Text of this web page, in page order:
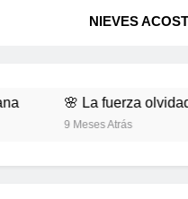
NIEVES
🌸 La fuerza olvidada de la
9 Meses Atrás